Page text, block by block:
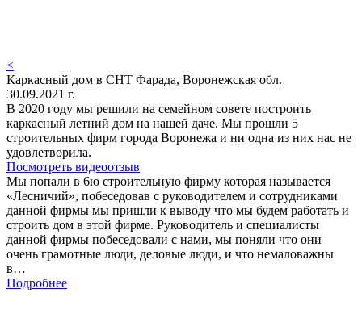
<
Каркасный дом в СНТ Фарада, Воронежская обл.
30.09.2021 г.
В 2020 году мы решили на семейном совете построить
каркасный летний дом на нашей даче. Мы прошли 5
строительных фирм города Воронежа и ни одна из них нас не
удовлетворила.
Посмотреть видеоотзыв
Мы попали в 6ю строительную фирму которая называется
«Лесничий», побеседовав с руководителем и сотрудниками
данной фирмы мы пришли к выводу что мы будем работать и
строить дом в этой фирме. Руководитель и специалисты
данной фирмы побеседовали с нами, мы поняли что они
очень грамотные люди, деловые люди, и что немаловажны
в…
Подробнее